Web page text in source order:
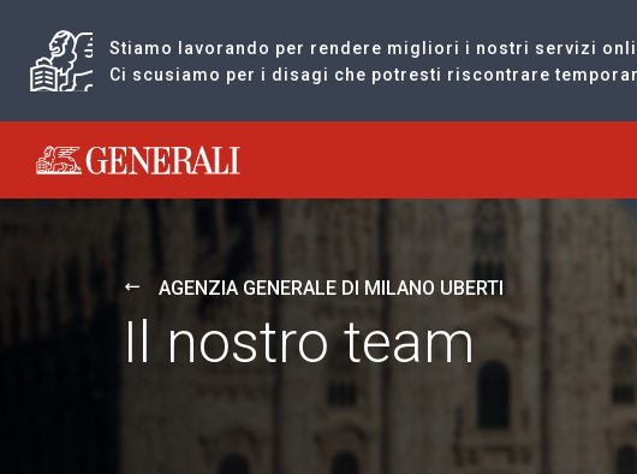
Stiamo lavorando per rendere migliori i nostri servizi
Ci scusiamo per i disagi che potresti riscontrare
Generali logo
AGENZIA GENERALE DI MILANO UBERTI
Il nostro team